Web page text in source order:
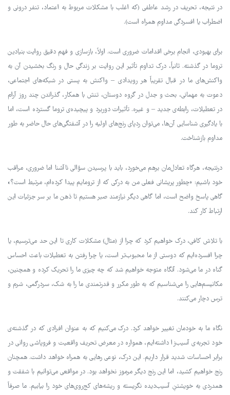
در نتیجه، تحریف در رشد عاطفی (که اغلب با مشکلات مربوط به اعتماد، تنفر درونی و
اضطراب یا افسردگی مداوم همراه است).
برای بهبودی، انجام برخی اقدامات ضروری است. اولاً، بازسازی و فهم دقیق روایت بنیادین
تروما در گذشته. ثانیاً، درک تداوم تأثیر این روایت بر زندگی حال و رنگ بخشیدن آن به
واکنش‌های ما در قبال تقریباً هر رویدادی – واکنش به پستی در شبکه‌های اجتماعی،
دعوت به مهمانی، بحث و جدل در گروه دوستان، تنش با همکار، گذراندن چند روز آرام
در تعطیلات، رابطه‌ی جدید – و غیره. تأثیرات دوربرد و پیچیده‌ی تروما گسترده است، اما
با یادگیری شناسایی آن‌ها، می‌توان ردپای رنج‌های اولیه را در آشفتگی‌های حال حاضر به طور
مداوم بازشناخت.
درنتیجه، هرگاه تعادل‌مان برهم می‌خورد، باید با پرسیدن سؤالی ناآشنا اما ضروری، مراقب
خود باشیم: «چطور پریشانی فعلی من به درکی که از ترومایم پیدا کرده‌ام، مرتبط است؟»
گاهی پاسخ واضح است، اما گاهی دیگر نیازمند صبر هستیم تا ذهن ما بر سر جزئیات این
ارتباط کار کند.
با تلاش کافی، درک خواهیم کرد که چرا از (مثال) مشکلات کاری تا این حد می‌ترسیم، یا
چرا افسرده‌‌ایم که دوستی از ما محبوب‌تر است، یا چرا رفتن به تعطیلات باعث احساس
گناه در ما می‌شود. آنگاه متوجه خواهیم شد که چه چیزی ما را تحریک کرده و همچنین،
مکانیسم‌هایی را می‌شناسیم که به طور مکرر و قدرتمندی ما را به شک، سردرگمی، شرم و
ترس دچار می‌کنند.
نگاه ما به خودمان تغییر خواهد کرد. درک می‌کنیم که به عنوان افرادی که در گذشته‌ی
خود تجربه‌ی آسیب‌زا داشته‌ایم، همواره در معرض تحریف واقعیت و فروپاشی روانی در
برابر احساسات شدید قرار داریم. این درک، نوعی رهایی به همراه خواهد داشت. همچنان
رنج خواهیم کشید، اما این رنج دیگر مرموز نخواهد بود. در مواقعی می‌توانیم با شفقت و
همدردی به خویشتنِ آسیب‌دیده نگریسته و ریشه‌های کج‌روی‌های خود را بیابیم. ما صرفاً